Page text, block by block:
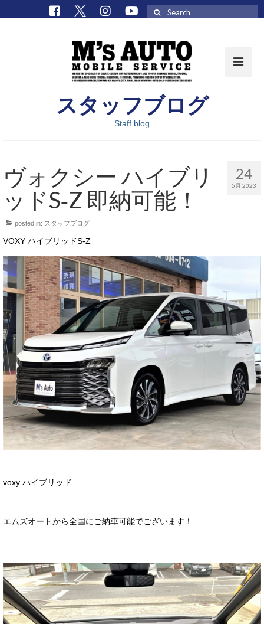
取扱車種一覧
M’sCollectionパーツ一覧
エムズオート
M’sCollection
サービス・保証
買取のご案内
店舗情報
店舗情報
会社概要
トップメッセージ
スタッフ紹介
ブログ
スタッフブログ
お問い合わせ
メールフォーム
電話はこちら
スタッフブログ
Staff blog
24
5月 2023
ヴォクシー ハイブリ
ッドS‐Z 即納可能！
posted in: スタッフブログ
VOXY ハイブリッドS‐Z
voxy ハイブリッド
エムズオートから全国にご納車可能でございます！